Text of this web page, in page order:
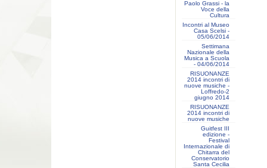
Paolo Grassi - la
Voce della
Cultura
Incontri al Museo
Casa Scelsi -
05/06/2014
Settimana
Nazionale della
Musica a Scuola
- 04/06/2014
RISUONANZE
2014 incontri di
nuove musiche -
Loffredo-2
giugno 2014
RISUONANZE
2014 incontri di
nuove musiche
Guitfest III
edizione -
Festival
Internazionale di
Chitarra del
Conservatorio
Santa Cecilia